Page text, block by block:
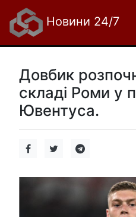
Новини 24/7
Довбик
складі Роми у
Ювентуса.